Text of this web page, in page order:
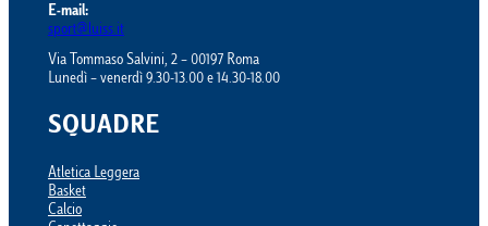
E-mail:
sport@luiss.it
Via Tommaso Salvini, 2 – 00197 Roma
Lunedì – venerdì 9.30-13.00 e 14.30-18.00
SQUADRE
Atletica Leggera
Basket
Calcio